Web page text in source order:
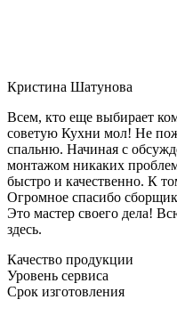
Кристина Шатунова
Всем, кто еще выбирает
советую Кухни мол! Не
спальню. Начиная с
монтажом никаких
быстро и качественно. К
Огромное спасибо
Это мастер своего дела!
здесь.
Качество продукции
Уровень сервиса
Срок изготовления